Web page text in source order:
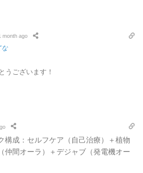
month ago
な
うございます！
構成：セルフケア（自己治療）＋植物
仲間オーラ）＋デジャブ（発電機オー